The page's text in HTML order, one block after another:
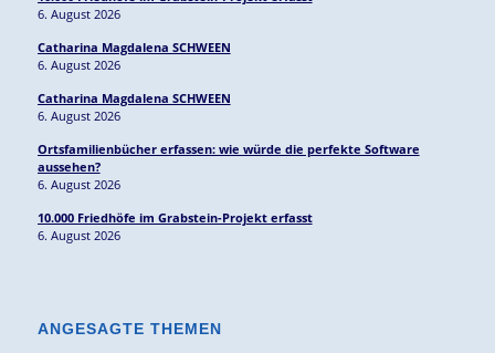
6. August 2026
Catharina Magdalena SCHWEEN
6. August 2026
Catharina Magdalena SCHWEEN
6. August 2026
Ortsfamilienbücher erfassen: wie würde die perfekte Software
aussehen?
6. August 2026
10.000 Friedhöfe im Grabstein-Projekt erfasst
6. August 2026
ANGESAGTE THEMEN